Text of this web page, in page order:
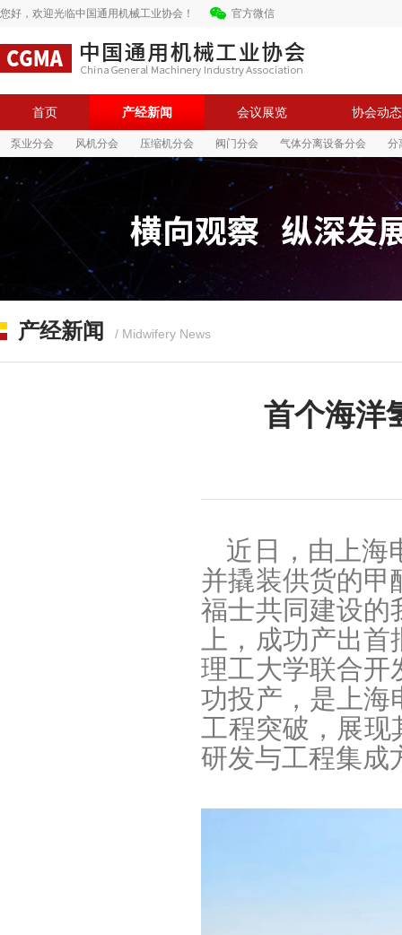
您好，欢迎光临中国通用机械工业协会！ 官方微信
首页 产经新闻 会议展览 协会动态
泵业分会 风机分会 压缩机分会 阀门分会 气体分离设备分会 分
中国通用机械工业协会
产经新闻 / Midwifery News
首个海洋
近日，由上海
并撬装供货的甲
福士共同建设的
上，成功产出
理工大学联合开
功投产，是上海
工程突破，展
研发与工程集成